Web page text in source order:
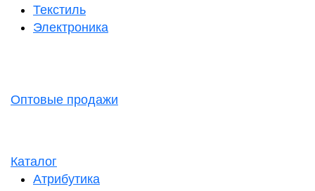
Текстиль
Электроника
Оптовые продажи
Каталог
Атрибутика